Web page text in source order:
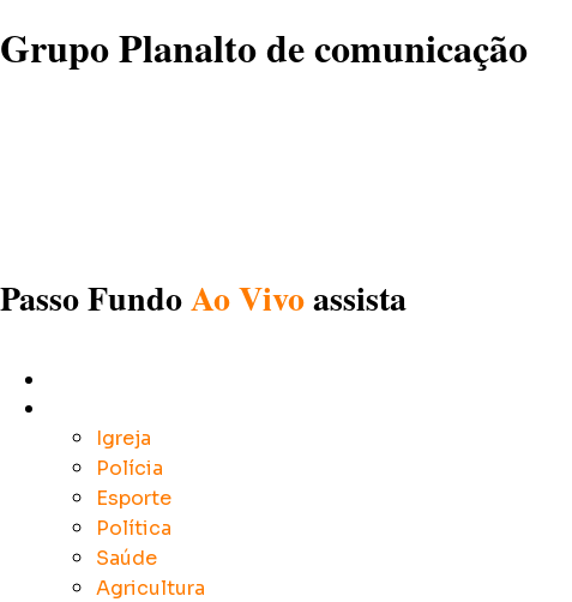
Grupo Planalto de comunicação
Passo FundoAo Vivoassista
Igreja
Polícia
Esporte
Política
Saúde
Agricultura